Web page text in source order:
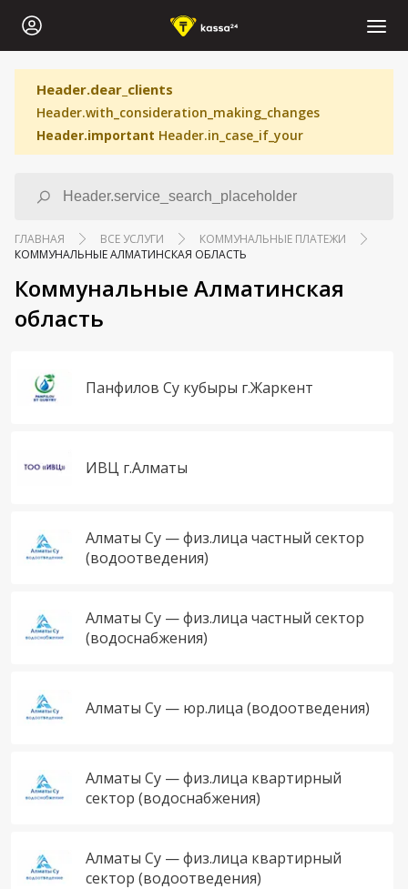
Header.dear_clients
Header.with_consideration_making_changes
Header.important Header.in_case_if_your
ГЛАВНАЯ ВСЕ УСЛУГИ
КОММУНАЛЬНЫЕ ПЛАТЕЖИ
КОММУНАЛЬНЫЕ АЛМАТИНСКАЯ ОБЛАСТЬ
Коммунальные Алматинская
область
Панфилов Су кубыры г.Жаркент
ИВЦ г.Алматы
Алматы Су — физ.лица частный сектор
(водоотведения)
Алматы Су — физ.лица частный сектор
(водоснабжения)
Алматы Су — юр.лица (водоотведения)
Алматы Су — физ.лица квартирный
сектор (водоснабжения)
Алматы Су — физ.лица квартирный
сектор (водоотведения)